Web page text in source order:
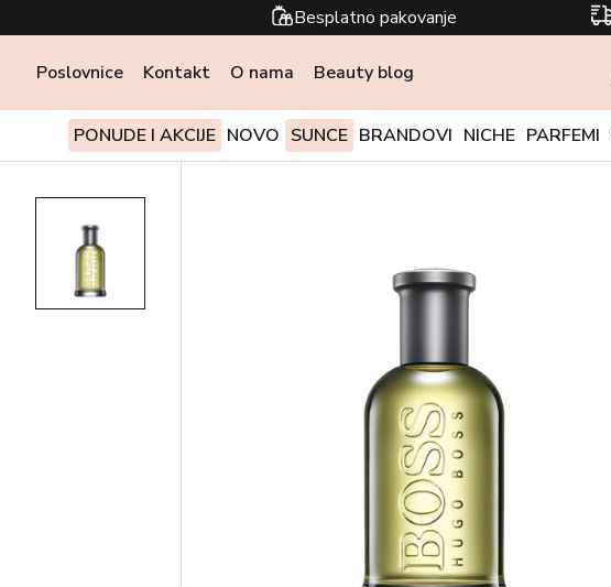
Besplatno pakovanje
Poslovnice Kontakt O nama Beauty blog
PONUDE I AKCIJE NOVO SUNCE BRANDOVI NICHE PARFEMI